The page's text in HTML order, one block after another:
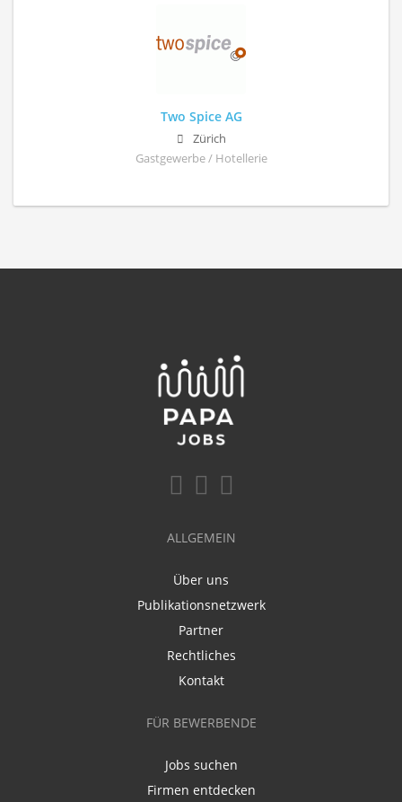
Two Spice AG
Zürich
Gastgewerbe / Hotellerie
ALLGEMEIN
Über uns
Publikationsnetzwerk
Partner
Rechtliches
Kontakt
FÜR BEWERBENDE
Jobs suchen
Firmen entdecken